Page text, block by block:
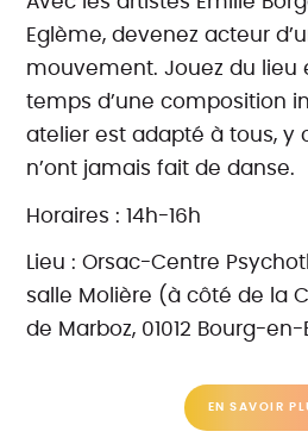
Eglème, devenez acteur
mouvement. Jouez du lieu
temps d’une composition
atelier est adapté à tous, y
n’ont jamais fait de danse.
Horaires : 14h-16h
Lieu : Orsac-Centre
salle Molière (à côté de la
de Marboz, 01012 Bourg-en-
EN SAVOIR